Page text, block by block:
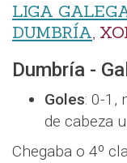
LIGA
DUMBRÍA,
Dumbría -
Goles: 0-1,
de cabeza
Chegaba o 4º